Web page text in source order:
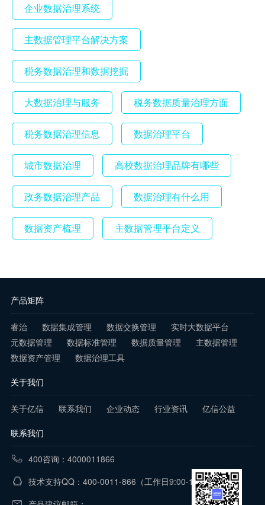
企业数据治理系统
主数据管理平台解决方案
税务数据治理和数据挖掘
大数据治理与服务 税务数据质量治理方面
税务数据治理信息 数据治理平台
城市数据治理 高校数据治理品牌有哪些
政务数据治理产品 数据治理有什么用
数据资产梳理 主数据管理平台定义
产品矩阵
睿治 数据集成管理 数据交换管理
实时大数据平台
元数据管理
数据标准管理 数据质量管理
主数据管理
数据资产管理
数据治理工具
关于我们
关于亿信 联系我们 企业动态 行业资讯 亿信公益
联系我们
400咨询：4000011866
技术支持QQ：400-0011-866 （工作日9:00-18:00）